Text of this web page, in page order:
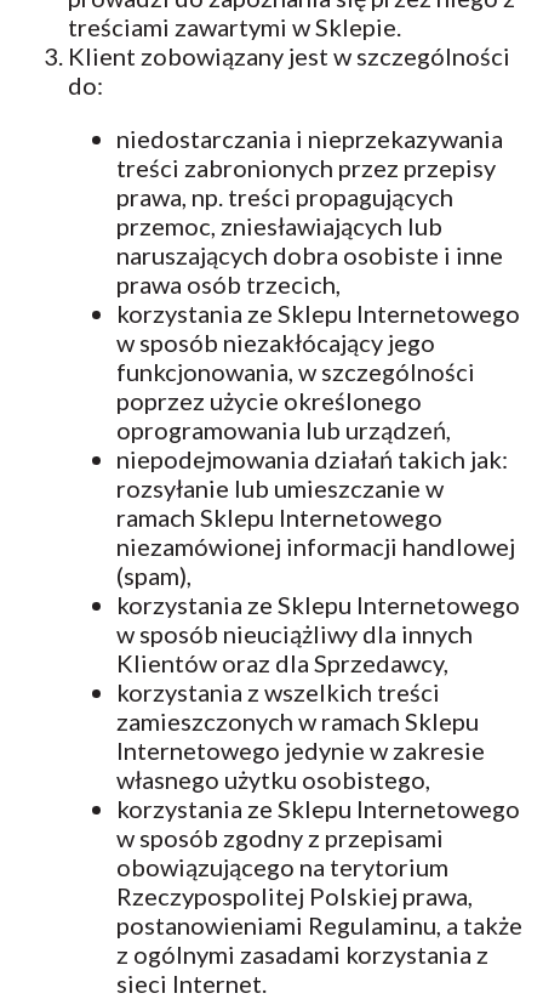
treściami zawartymi w Sklepie.
Klient zobowiązany jest w szczególności
do:
niedostarczania i nieprzekazywania
treści zabronionych przez przepisy
prawa, np. treści propagujących
przemoc, zniesławiających lub
naruszających dobra osobiste i inne
prawa osób trzecich,
korzystania ze Sklepu Internetowego
w sposób niezakłócający jego
funkcjonowania, w szczególności
poprzez użycie określonego
oprogramowania lub urządzeń,
niepodejmowania działań takich jak:
rozsyłanie lub umieszczanie w
ramach Sklepu Internetowego
niezamówionej informacji handlowej
(spam),
korzystania ze Sklepu Internetowego
w sposób nieuciążliwy dla innych
Klientów oraz dla Sprzedawcy,
korzystania z wszelkich treści
zamieszczonych w ramach Sklepu
Internetowego jedynie w zakresie
własnego użytku osobistego,
korzystania ze Sklepu Internetowego
w sposób zgodny z przepisami
obowiązującego na terytorium
Rzeczypospolitej Polskiej prawa,
postanowieniami Regulaminu, a także
z ogólnymi zasadami korzystania z
sieci Internet.